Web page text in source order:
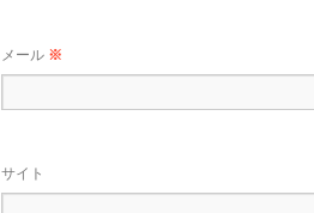
メール ※
サイト